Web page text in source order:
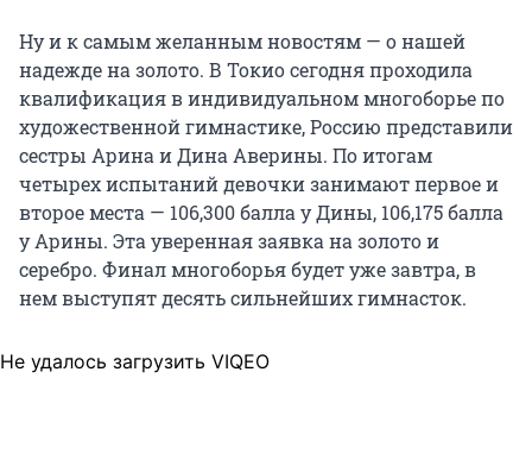
Ну и к самым желанным новостям — о нашей
надежде на золото. В Токио сегодня проходила
квалификация в индивидуальном многоборье по
художественной гимнастике, Россию представили
сестры Арина и Дина Аверины. По итогам
четырех испытаний девочки занимают первое и
второе места — 106,300 балла у Дины, 106,175 балла
у Арины. Эта уверенная заявка на золото и
серебро. Финал многоборья будет уже завтра, в
нем выступят десять сильнейших гимнасток.
Не удалось загрузить VIQEO